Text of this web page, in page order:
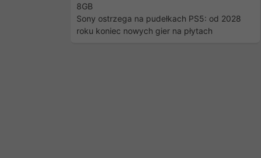
8GB
Sony ostrzega na pudełkach PS5: od 2028
roku koniec nowych gier na płytach